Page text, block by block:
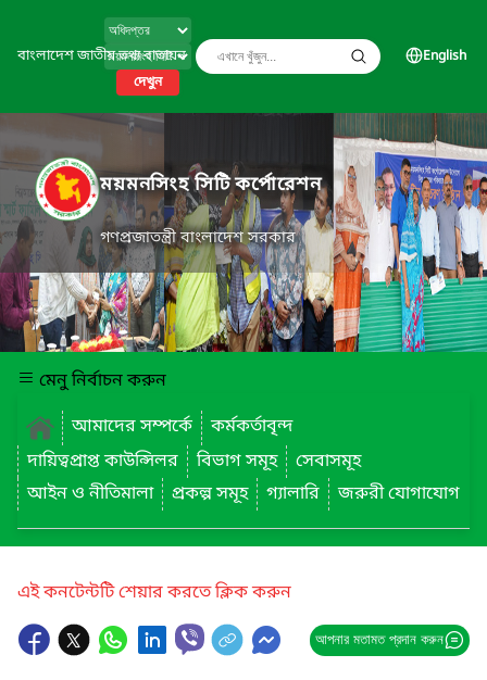
বাংলাদেশ জাতীয় তথ্য বাতায়ন
দেখুন
English
ময়মনসিংহ সিটি কর্পোরেশন
গণপ্রজাতন্ত্রী বাংলাদেশ সরকার
মেনু নির্বাচন করুন
আমাদের সম্পর্কে
কর্মকর্তাবৃন্দ
দায়িত্বপ্রাপ্ত কাউন্সিলর
বিভাগ সমূহ
সেবাসমূহ
আইন ও নীতিমালা
প্রকল্প সমূহ গ্যালারি জরুরী যোগাযোগ
এই কনটেন্টটি শেয়ার করতে ক্লিক করুন
আপনার মতামত প্রদান করুন